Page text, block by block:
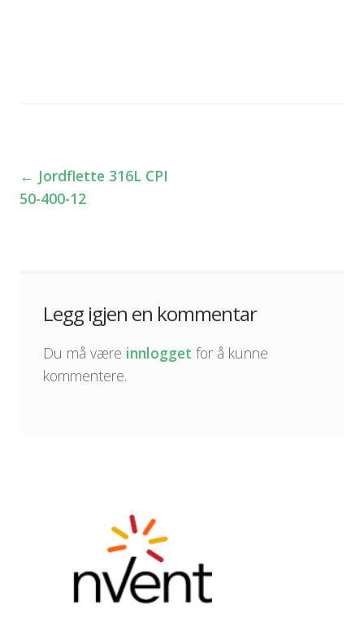
Innleggsnavigasjon
← Jordflette 316L CPI
50-400-12
Legg igjen en kommentar
Du må være innlogget for å kunne
kommentere.